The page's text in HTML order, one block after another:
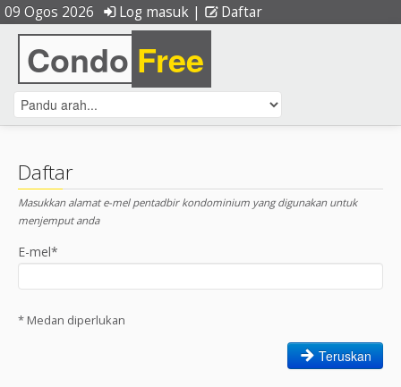
09 Ogos 2026 Log masuk | Daftar
Condo Free
Daftar
Masukkan alamat e-mel pentadbir kondominium yang digunakan untuk
menjemput anda
E-mel*
* Medan diperlukan
Teruskan